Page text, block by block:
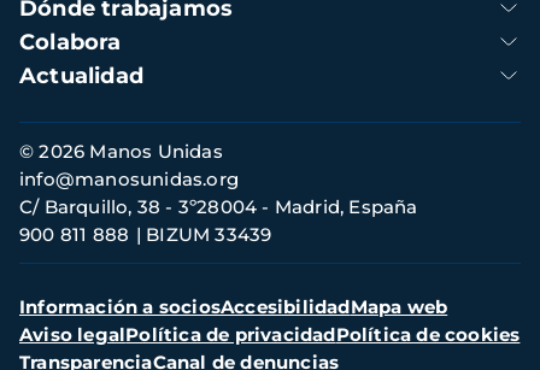
Dónde trabajamos
Colabora
Actualidad
Información
de
contacto
© 2026 Manos Unidas
C/ Barquillo, 38 - 3º28004 - Madrid, España
900 811 888
BIZUM 33439
info@manosunidas.org
Menú
secundario
Información a sociosAccesibilidadMapa web
Aviso legalPolítica de privacidadPolítica de cookies
TransparenciaCanal de denuncias